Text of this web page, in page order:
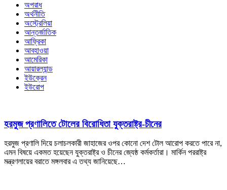
অপরাধ
অর্থনীতি
অস্ট্রেলিয়া
আন্তর্জাতিক
আফ্রিকা
আবহাওয়া
আমেরিকা
আয়ারল্যান্ড
ইউক্রেন
ইউরোপ
হরমুজ প্রণালিতে টোলের বিরোধিতা যুক্তরাষ্ট্র-চীনের
হরমুজ প্রণালি দিয়ে চলাচলকারী জাহাজের ওপর কোনো দেশ টোল আরোপ করতে পারে না,
এমন বিষয়ে একমত হয়েছেন যুক্তরাষ্ট্র ও চীনের জ্যেষ্ঠ কর্মকর্তারা। মার্কিন পররাষ্ট্র
মন্ত্রণলায়ের বরাতে মঙ্গলবার এ তথ্য জানিয়েছে…